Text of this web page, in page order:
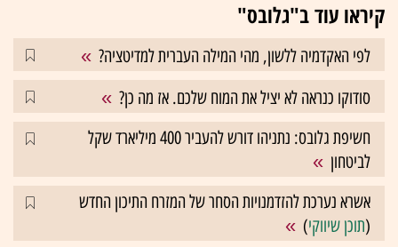
קיראו עוד ב"גלובס"
לפי האקדמיה ללשון, מהי המילה העברית למדיטציה?
סודוקו כנראה לא יציל את המוח שלכם. אז מה כן?
חשיפת גלובס: נתניהו דורש להעביר 400 מיליארד שקל
לביטחון
אשרא נערכת להזדמנויות הסחר של המזרח התיכון החדש
(תוכן שיווקי)